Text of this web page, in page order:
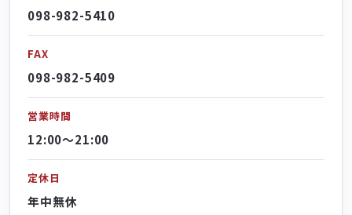
098-982-5410
FAX
098-982-5409
営業時間
12:00～21:00
定休日
年中無休